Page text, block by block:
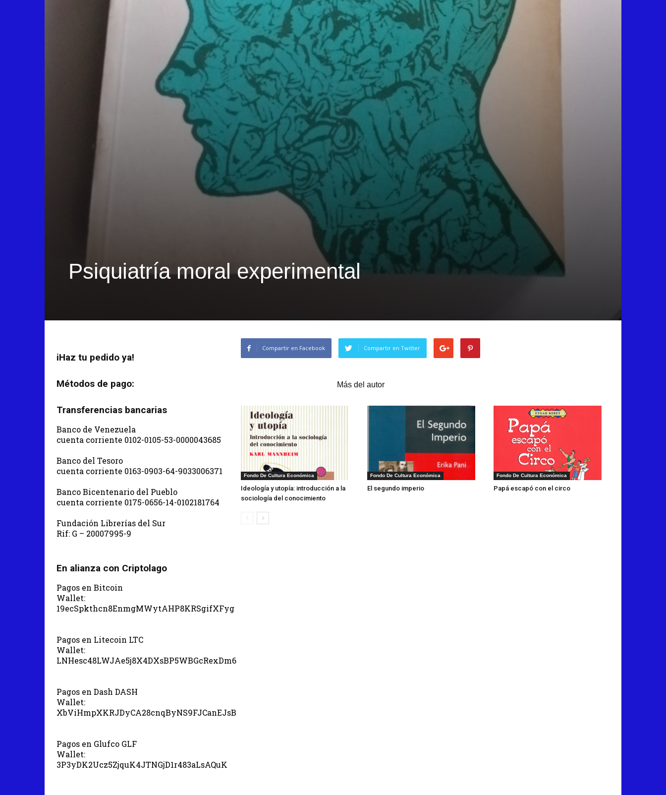
Psiquiatría moral experimental
Compartir en Facebook Compartir en Twitter
Más del autor
Fondo De Cultura Económica
Ideología y utopía: introducción a la
sociología del conocimiento
Fondo De Cultura Económica
El segundo imperio
Fondo De Cultura Económica
Papá escapó con el circo
iHaz tu pedido ya!
Métodos de pago:
Transferencias bancarias
Banco de Venezuela
cuenta corriente 0102-0105-53-0000043685
Banco del Tesoro
cuenta corriente 0163-0903-64-9033006371
Banco Bicentenario del Pueblo
cuenta corriente 0175-0656-14-0102181764
Fundación Librerías del Sur
Rif: G – 20007995-9
En alianza con Criptolago
Pagos en Bitcoin
Wallet:
19ecSpkthcn8EnmgMWytAHP8KRSgifXFyg
Pagos en Litecoin LTC
Wallet:
LNHesc48LWJAe5j8X4DXsBP5WBGcRexDm6
Pagos en Dash DASH
Wallet:
XbViHmpXKRJDyCA28cnqByNS9FJCanEJsB
Pagos en Glufco GLF
Wallet:
3P3yDK2Ucz5ZjquK4JTNGjD1r483aLsAQuK